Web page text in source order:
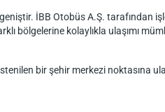
İBB Otobüs A.Ş. tarafından
bölgelerine kolaylıkla ulaşımı
bir şehir merkezi noktasına